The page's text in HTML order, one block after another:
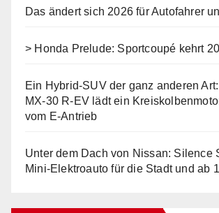
Das ändert sich 2026 für Autofahrer
> Honda Prelude: Sportcoupé kehrt
Ein Hybrid-SUV der ganz anderen
MX-30 R-EV lädt ein
vom E-Antrieb
Unter dem Dach von Nissan: Silence
Mini-Elektroauto für die Stadt und ab